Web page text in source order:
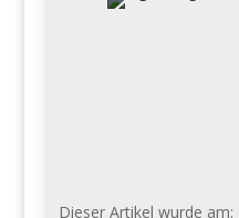
Dieser Artikel wurde am: